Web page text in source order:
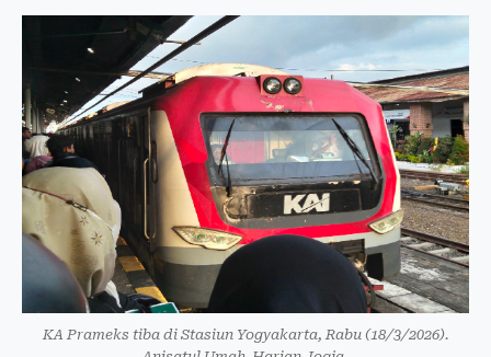
KA Prameks tiba di Stasiun Yogyakarta, Rabu (18/3/2026).